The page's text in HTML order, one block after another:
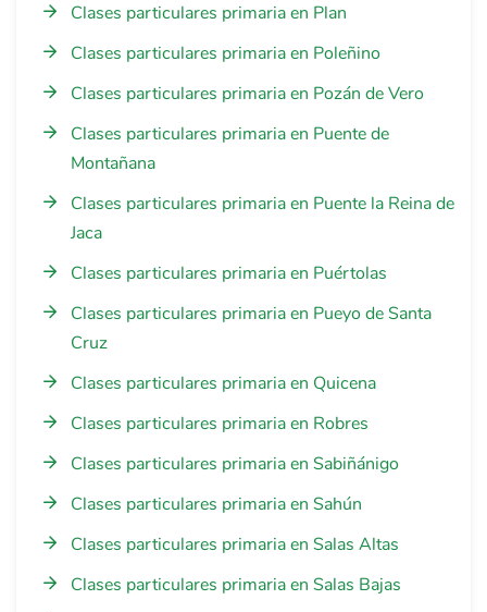
Clases particulares primaria en Plan
Clases particulares primaria en Poleñino
Clases particulares primaria en Pozán de Vero
Clases particulares primaria en Puente de
Montañana
Clases particulares primaria en Puente la Reina de
Jaca
Clases particulares primaria en Puértolas
Clases particulares primaria en Pueyo de Santa
Cruz
Clases particulares primaria en Quicena
Clases particulares primaria en Robres
Clases particulares primaria en Sabiñánigo
Clases particulares primaria en Sahún
Clases particulares primaria en Salas Altas
Clases particulares primaria en Salas Bajas